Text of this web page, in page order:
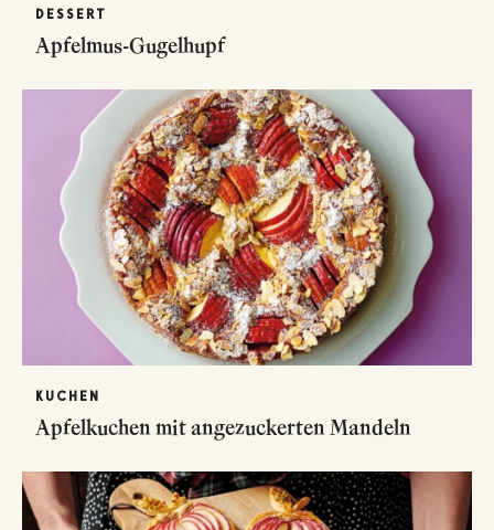
DESSERT
Apfelmus-Gugelhupf
KUCHEN
Apfelkuchen mit angezuckerten Mandeln